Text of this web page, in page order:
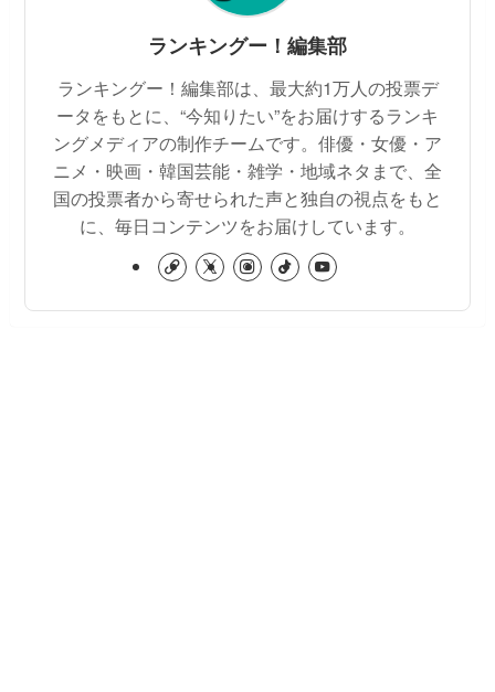
ランキングー！編集部
ランキングー！編集部は、最大約1万人の投票デ
ータをもとに、“今知りたい”をお届けするランキ
ングメディアの制作チームです。俳優・女優・ア
ニメ・映画・韓国芸能・雑学・地域ネタまで、全
国の投票者から寄せられた声と独自の視点をもと
に、毎日コンテンツをお届けしています。